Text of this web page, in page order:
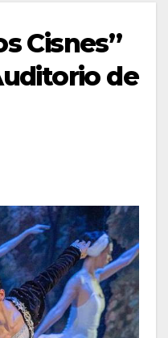
Cisnes”
de